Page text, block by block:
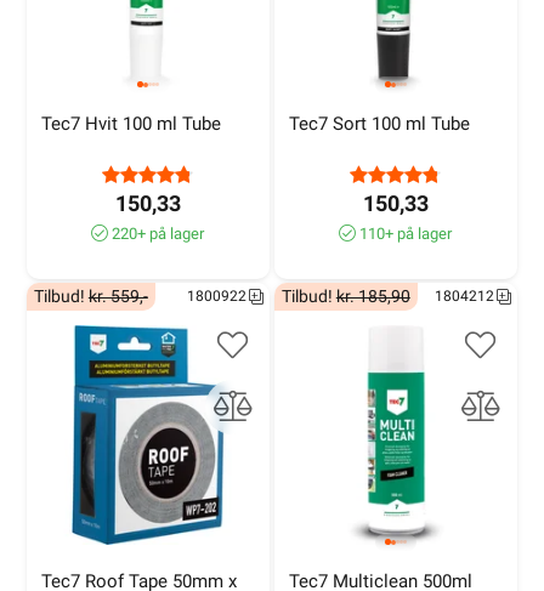
Tec7 Hvit 100 ml Tube
150,33
220+ på lager
Tec7 Sort 100 ml Tube
150,33
110+ på lager
Tec7 Roof Tape 50mm x
1800922
Tilbud!kr. 559,-
Tec7 Multiclean 500ml
1804212
Tilbud!kr. 185,90